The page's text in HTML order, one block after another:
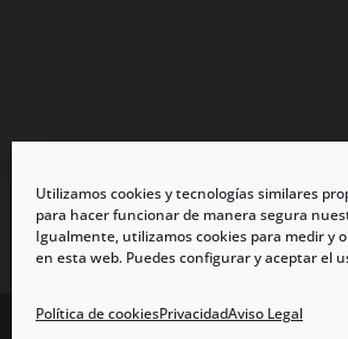
Utilizamos cookies y tecnologías similares
para hacer funcionar de manera segura
Igualmente, utilizamos cookies para medir y
en esta web. Puedes configurar y aceptar el
Política de cookiesPrivacidadAviso Legal
calzadosmabel.com